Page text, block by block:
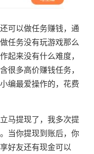
可以做任务赚钱，通
任务没有玩游戏那么
起来没有什么难度，
很多高价赚钱任务，
编最爱操作的，花费
马提现了，我多次提
当你提现到账后，你
好友还有现金可以